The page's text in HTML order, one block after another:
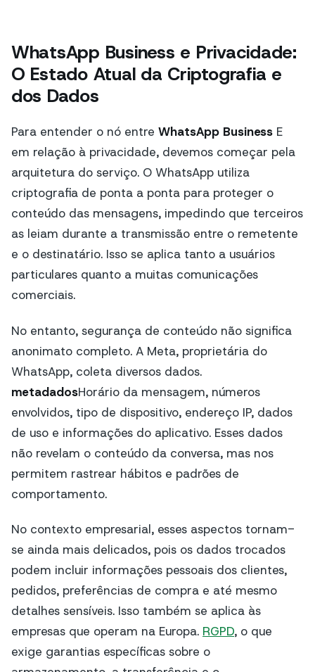
WhatsApp Business e Privacidade:
O Estado Atual da Criptografia e
dos Dados
Para entender o nó entre WhatsApp Business E
em relação à privacidade, devemos começar pela
arquitetura do serviço. O WhatsApp utiliza
criptografia de ponta a ponta para proteger o
conteúdo das mensagens, impedindo que terceiros
as leiam durante a transmissão entre o remetente
e o destinatário. Isso se aplica tanto a usuários
particulares quanto a muitas comunicações
comerciais.
No entanto, segurança de conteúdo não significa
anonimato completo. A Meta, proprietária do
WhatsApp, coleta diversos dados.
metadadosHorário da mensagem, números
envolvidos, tipo de dispositivo, endereço IP, dados
de uso e informações do aplicativo. Esses dados
não revelam o conteúdo da conversa, mas nos
permitem rastrear hábitos e padrões de
comportamento.
No contexto empresarial, esses aspectos tornam-
se ainda mais delicados, pois os dados trocados
podem incluir informações pessoais dos clientes,
pedidos, preferências de compra e até mesmo
detalhes sensíveis. Isso também se aplica às
empresas que operam na Europa. RGPD, o que
exige garantias específicas sobre o